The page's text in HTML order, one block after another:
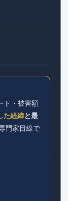
ト・被害額
た経緯と最
門家目線で